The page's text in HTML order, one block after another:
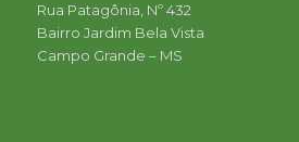
Rua Patagônia, Nº 432
Bairro Jardim Bela Vista
Campo Grande – MS